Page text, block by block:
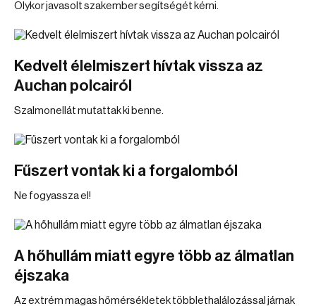
Olykor javasolt szakember segítségét kérni.
Kedvelt élelmiszert hívtak vissza az
Auchan polcairól
Szalmonellát mutattak ki benne.
Fűszert vontak ki a forgalomból
Ne fogyassza el!
A hőhullám miatt egyre több az álmatlan
éjszaka
Az extrém magas hőmérsékletek többlethalálozással járnak